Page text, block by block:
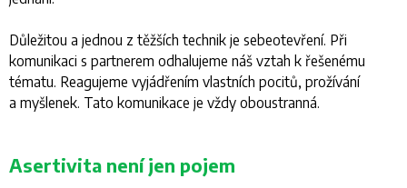
Důležitou a jednou z těžších technik je sebeotevření. Při
komunikaci s partnerem odhalujeme náš vztah k řešenému
tématu. Reagujeme vyjádřením vlastních pocitů, prožívání
a myšlenek. Tato komunikace je vždy oboustranná.
Asertivita není jen pojem